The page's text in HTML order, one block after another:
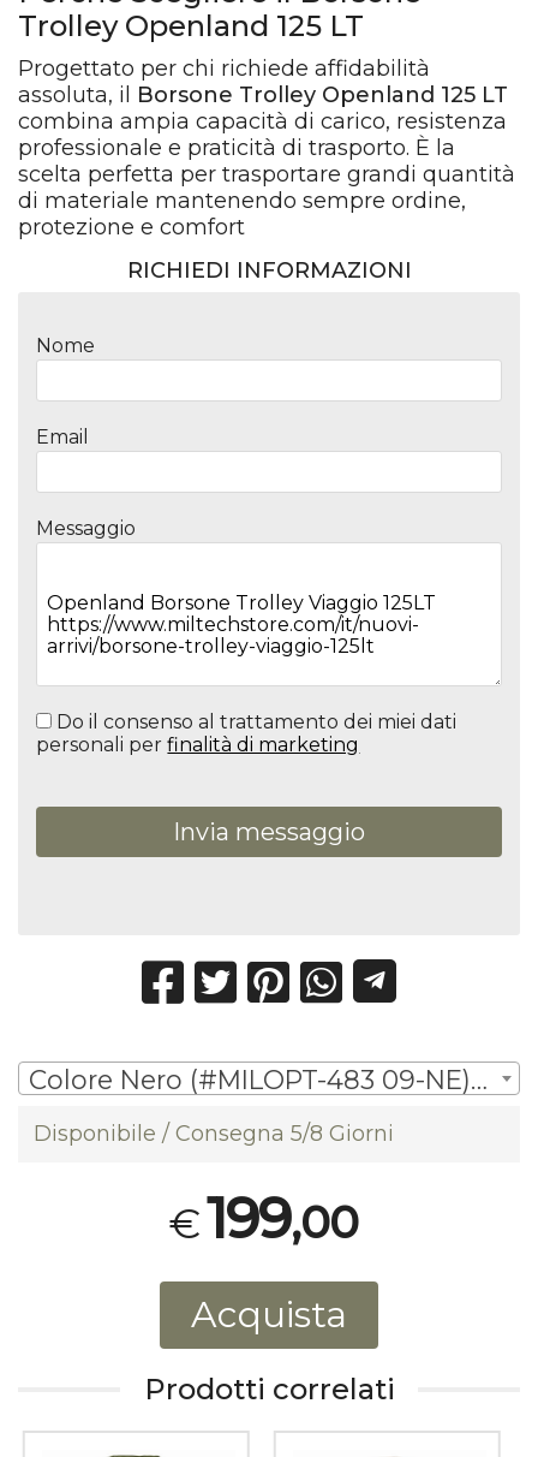
Trolley Openland 125 LT
Progettato per chi richiede affidabilità
assoluta, il Borsone Trolley Openland 125 LT
combina ampia capacità di carico, resistenza
professionale e praticità di trasporto. È la
scelta perfetta per trasportare grandi quantità
di materiale mantenendo sempre ordine,
protezione e comfort
RICHIEDI INFORMAZIONI
Nome
Email
Messaggio
Do il consenso al trattamento dei miei dati
personali perfinalità di marketing
Invia messaggio
Colore Nero (#MILOPT-483 09-NE) | € 199,00
Disponibile / Consegna 5/8 Giorni
€199,00
Acquista
Prodotti correlati